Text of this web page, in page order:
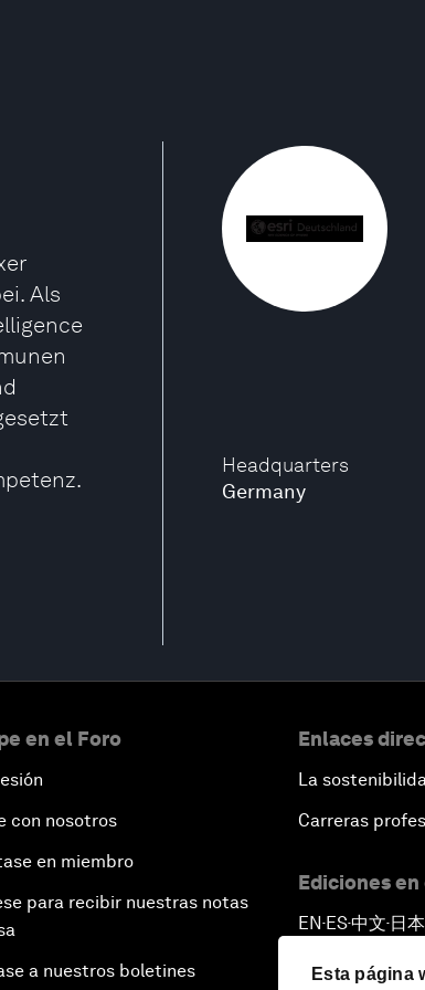
Esta página
Headquarters
Germany
Als
en el Foro
con nosotros
en miembro
para recibir nuestras notas
a nuestros boletines
Enlaces
La
Carreras
Ediciones
EN ▪ES▪中文▪ 日